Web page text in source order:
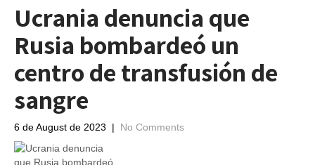
Ucrania denuncia que
Rusia bombardeó un
centro de transfusión de
sangre
6 de August de 2023 | No Comments